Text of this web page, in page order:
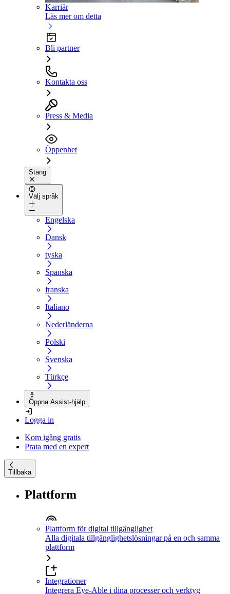
Karriär
Läs mer om detta
Bli partner
Kontakta oss
Press & Media
Öppenhet
Stäng
Välj språk
Engelska
Dansk
tyska
Spanska
franska
Italiano
Nederländerna
Polski
Svenska
Türkçe
Öppna Assist-hjälp
Logga in
Kom igång gratis
Prata med en expert
Tillbaka
Plattform
Plattform för digital tillgänglighet
Alla digitala tillgänglighetslösningar på en och samma
plattform
Integrationer
Integrera Eye-Able i dina processer och verktyg